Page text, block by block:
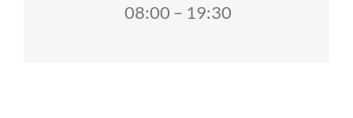
08:00 – 19:30